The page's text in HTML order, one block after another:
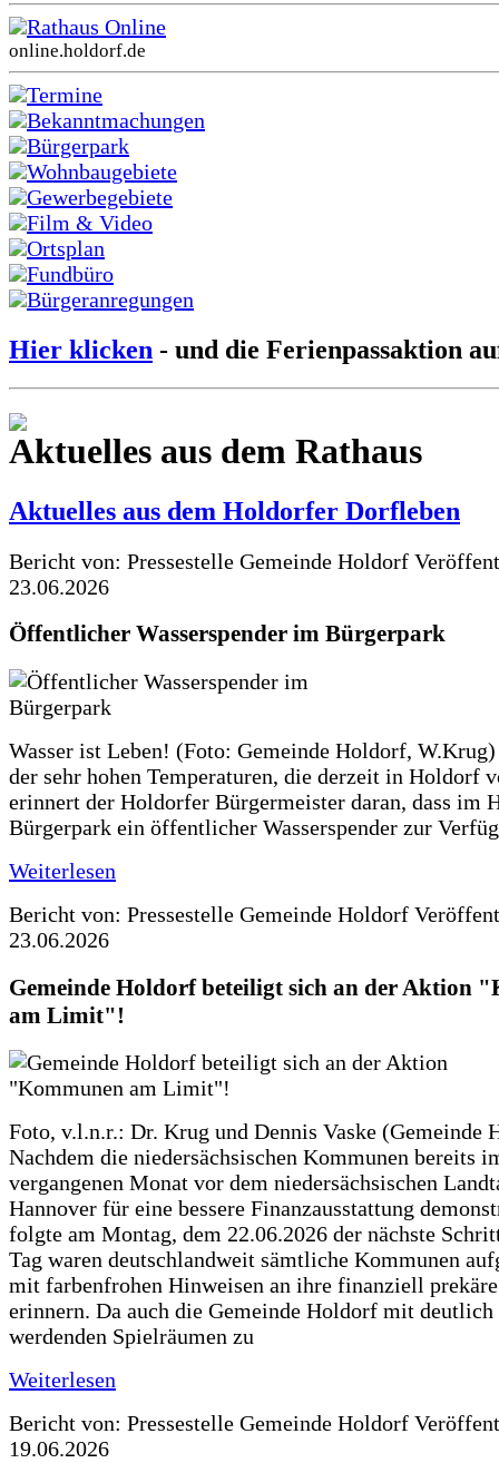
Rathaus Online
online.holdorf.de
Termine
Bekanntmachungen
Bürgerpark
Wohnbaugebiete
Gewerbegebiete
Film & Video
Ortsplan
Fundbüro
Bürgeranregungen
Hier klicken - und die Ferienpassaktion
Aktuelles aus dem Rathaus
Aktuelles aus dem Holdorfer Dorfleben
Bericht von: Pressestelle Gemeinde Holdorf
23.06.2026
Öffentlicher Wasserspender im Bürgerpark
Wasser ist Leben! (Foto: Gemeinde Holdorf,
der sehr hohen Temperaturen, die derzeit in Holdorf
erinnert der Holdorfer Bürgermeister daran, dass im
Bürgerpark ein öffentlicher Wasserspender zur
Weiterlesen
Bericht von: Pressestelle Gemeinde Holdorf
23.06.2026
Gemeinde Holdorf beteiligt sich an der Aktion
am Limit"!
Foto, v.l.n.r.: Dr. Krug und Dennis Vaske (Gemeinde
Nachdem die niedersächsischen Kommunen bereits
vergangenen Monat vor dem niedersächsischen
Hannover für eine bessere Finanzausstattung
folgte am Montag, dem 22.06.2026 der nächste
Tag waren deutschlandweit sämtliche Kommunen
mit farbenfrohen Hinweisen an ihre finanziell
erinnern. Da auch die Gemeinde Holdorf mit deutlich
werdenden Spielräumen zu
Weiterlesen
Bericht von: Pressestelle Gemeinde Holdorf
19.06.2026